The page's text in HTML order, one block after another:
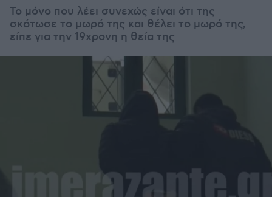
Το μόνο που λέει συνεχώς είναι ότι της
σκότωσε το μωρό της και θέλει το μωρό της,
είπε για την 19χρονη η θεία της